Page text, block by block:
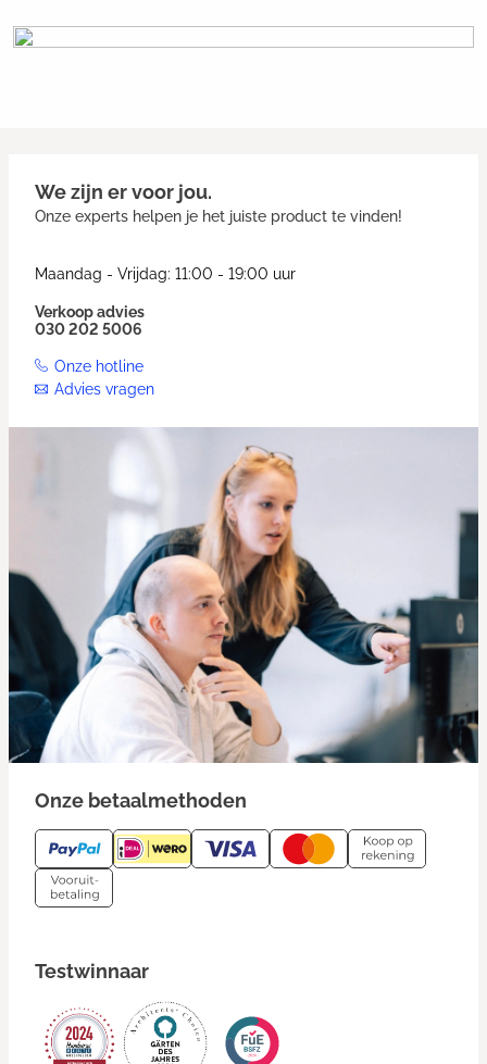
We zijn er voor jou.
Onze experts helpen je het juiste product te vinden!
Maandag - Vrijdag: 11:00 - 19:00 uur
Verkoop advies
030 202 5006
Onze hotline
Advies vragen
Onze betaalmethoden
Testwinnaar